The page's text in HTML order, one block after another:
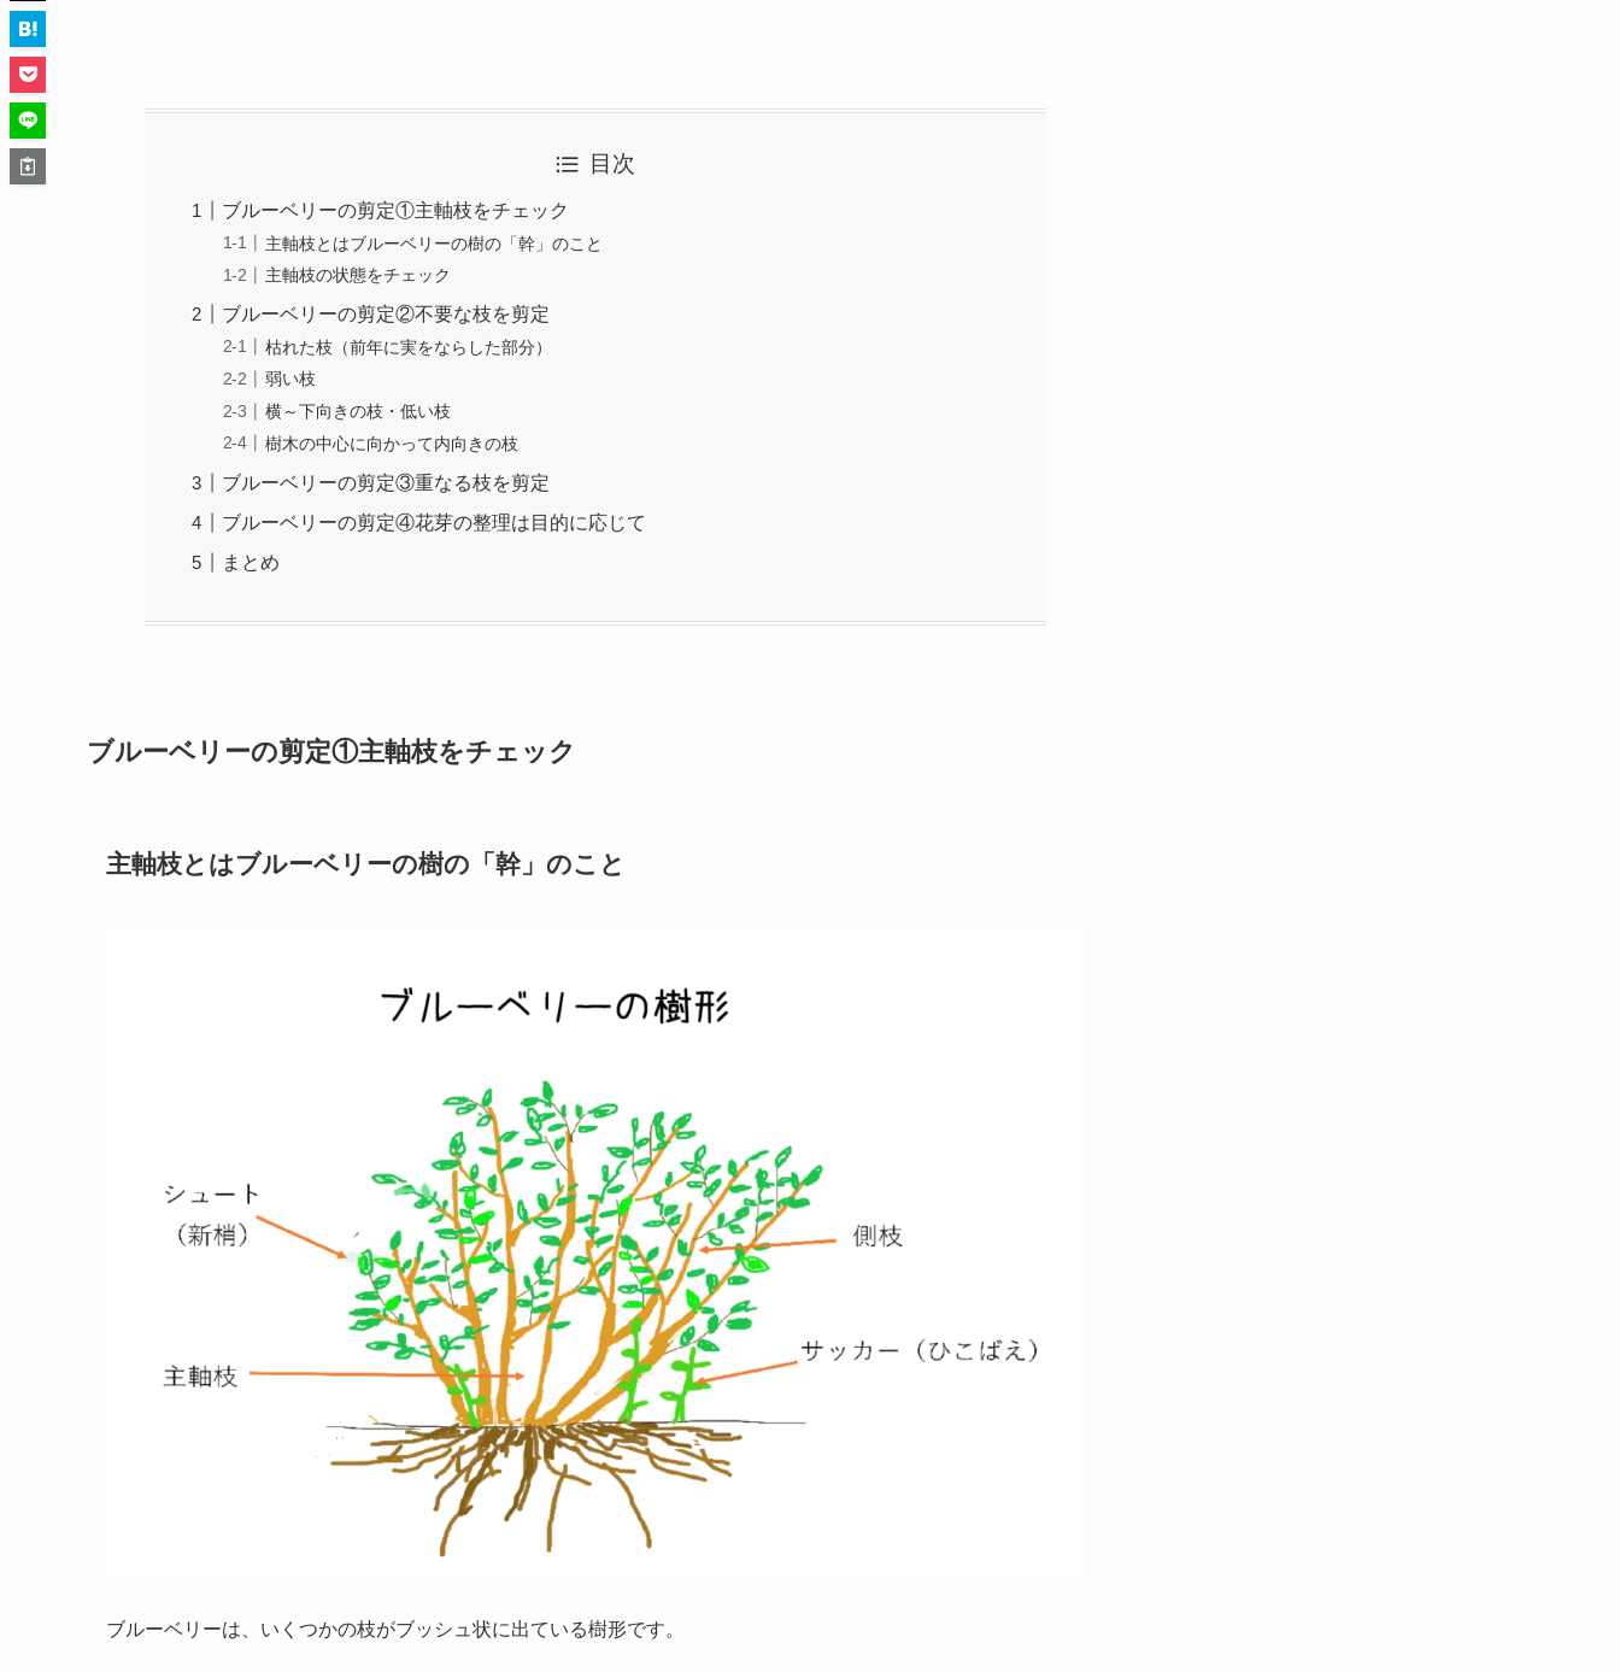
目次
ブルーベリーの剪定①主軸枝をチェック
主軸枝とはブルーベリーの樹の「幹」のこと
主軸枝の状態をチェック
ブルーベリーの剪定②不要な枝を剪定
枯れた枝（前年に実をならした部分）
弱い枝
横～下向きの枝・低い枝
樹木の中心に向かって内向きの枝
ブルーベリーの剪定③重なる枝を剪定
ブルーベリーの剪定④花芽の整理は目的に応じて
まとめ
ブルーベリーの剪定①主軸枝をチェック
主軸枝とはブルーベリーの樹の「幹」のこと
ブルーベリーは、いくつかの枝がブッシュ状に出ている樹形です。